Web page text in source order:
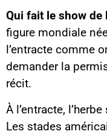
Qui fait le show de
figure mondiale
l’entracte comme
demander la
récit.
À l’entracte,
Les stades